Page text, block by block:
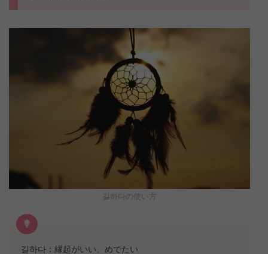
길하다の使い方
길하다：縁起がいい、めでたい